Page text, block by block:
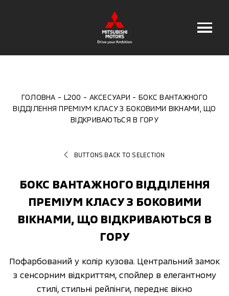
ГОЛОВНА L200 АКСЕСУАРИ
БОКС ВАНТАЖНОГО
ВІДДІЛЕННЯ ПРЕМІУМ КЛАСУ З БОКОВИМИ ВІКНАМИ, ЩО
ВІДКРИВАЮТЬСЯ В ГОРУ
BUTTONS.BACK TO SELECTION
БОКС ВАНТАЖНОГО ВІДДІЛЕННЯ
ПРЕМІУМ КЛАСУ З БОКОВИМИ
ВІКНАМИ, ЩО ВІДКРИВАЮТЬСЯ В
ГОРУ
Пофарбований у колір кузова. Центральний замок
з сенсорним відкриттям, спойлер в елегантному
стилі, стильні рейлінги, переднє вікно